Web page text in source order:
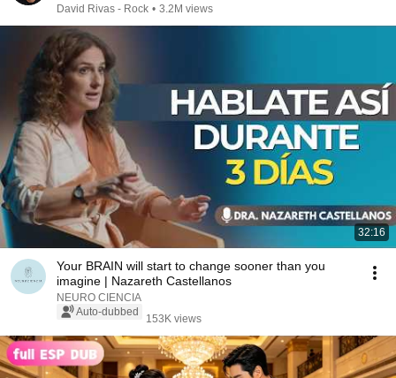
David Rivas - Rock • 3.2M views
32:16
Your BRAIN will start to change sooner than you
imagine | Nazareth Castellanos
NEURO CIENCIA
Auto-dubbed
153K views